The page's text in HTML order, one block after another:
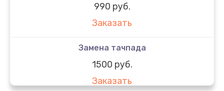
990 руб.
Заказать
Замена тачпада
1500 руб.
Заказать